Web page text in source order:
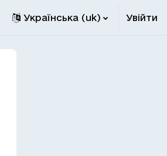
Українська ‎(uk)‎ Увійти